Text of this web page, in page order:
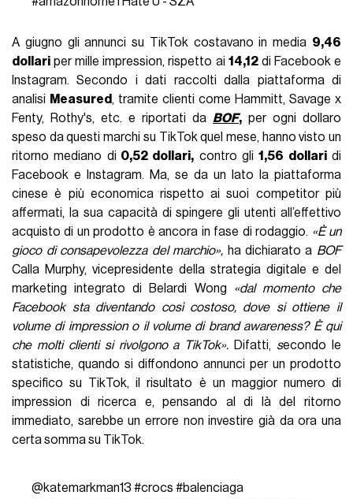
A giugno gli annunci su TikTok costavano in media 9,46
dollari per mille impression, rispetto ai 14,12di Facebook e
Instagram. Secondo i dati raccolti dalla piattaforma di
analisi Measured , tramite clienti come Hammitt, Savage x
Fenty, Rothy's, etc. e riportati da BOF, per ogni dollaro
speso da questi marchi su TikTok quel mese, hanno visto un
ritorno mediano di 0,52 dollari, contro gli1,56 dollaridi
Facebook e Instagram. Ma, se da un lato la piattaforma
cinese è più economica rispetto ai suoi competitor più
affermati, la sua capacità di spingere gli utenti all’effettivo
acquisto di un prodotto è ancora in fase di rodaggio. «È un
gioco di consapevolezza del marchio», ha dichiarato a BOF
Calla Murphy, vicepresidente della strategia digitale e del
marketing integrato di Belardi Wong «dal momento che
Facebook sta diventando così costoso, dove si ottiene il
volume di impression o il volume di brand awareness? È qui
che molti clienti si rivolgono a TikTok». Difatti, secondo le
statistiche, quando si diffondono annunci per un prodotto
specifico su TikTok, il risultato è un maggior numero di
impression di ricerca e, pensando al di là del ritorno
immediato, sarebbe un errore non investire già da ora una
certa somma su TikTok.
@katemarkman13 #crocs #balenciaga